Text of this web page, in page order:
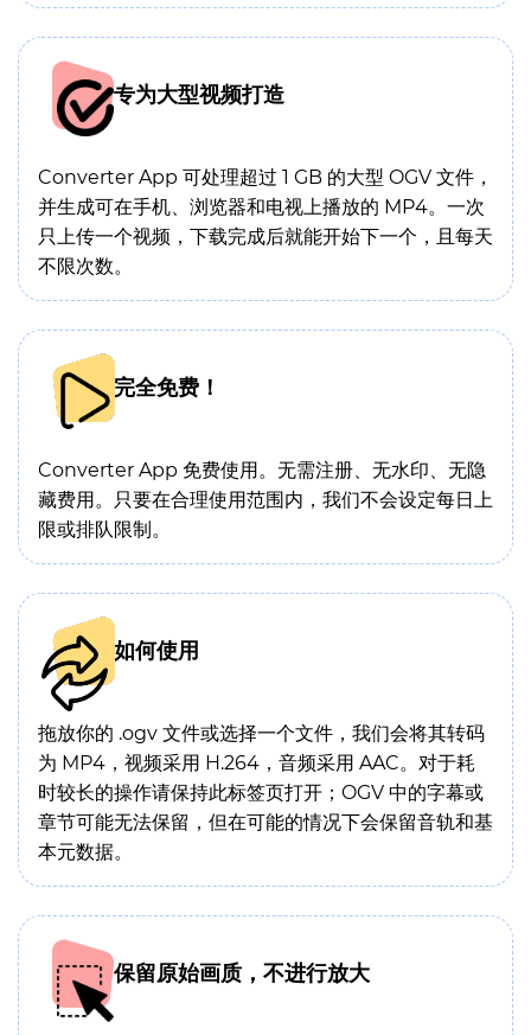
专为大型视频打造
Converter App 可处理超过 1 GB 的大型 OGV 文件，
并生成可在手机、浏览器和电视上播放的 MP4。一次
只上传一个视频，下载完成后就能开始下一个，且每天
不限次数。
完全免费！
Converter App 免费使用。无需注册、无水印、无隐
藏费用。只要在合理使用范围内，我们不会设定每日上
限或排队限制。
如何使用
拖放你的 .ogv 文件或选择一个文件，我们会将其转码
为 MP4，视频采用 H.264，音频采用 AAC。对于耗
时较长的操作请保持此标签页打开；OGV 中的字幕或
章节可能无法保留，但在可能的情况下会保留音轨和基
本元数据。
保留原始画质，不进行放大